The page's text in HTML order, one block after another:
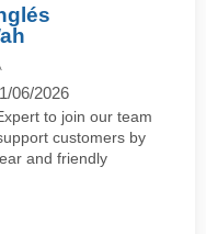
06/2026
to join our team
customers by
and friendly